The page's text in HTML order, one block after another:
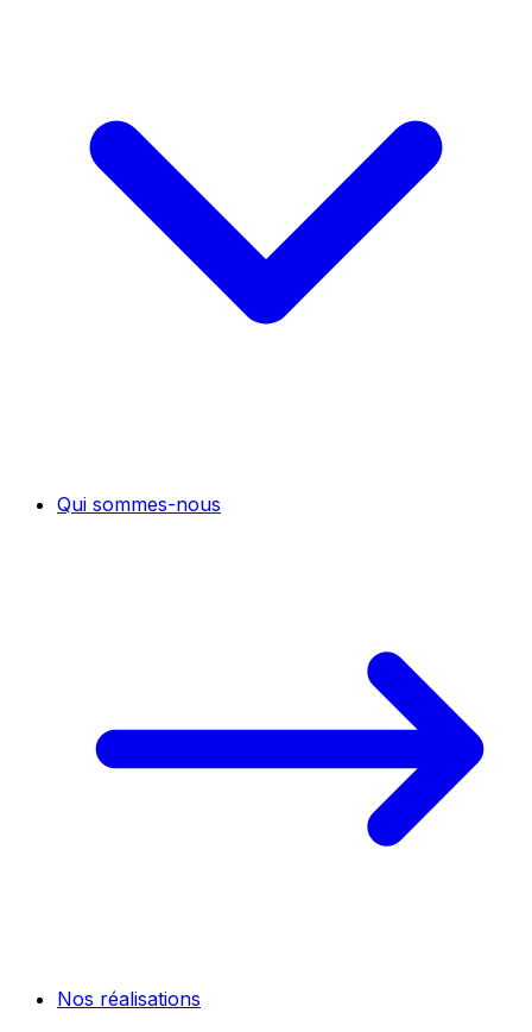
Qui sommes-nous
Nos réalisations